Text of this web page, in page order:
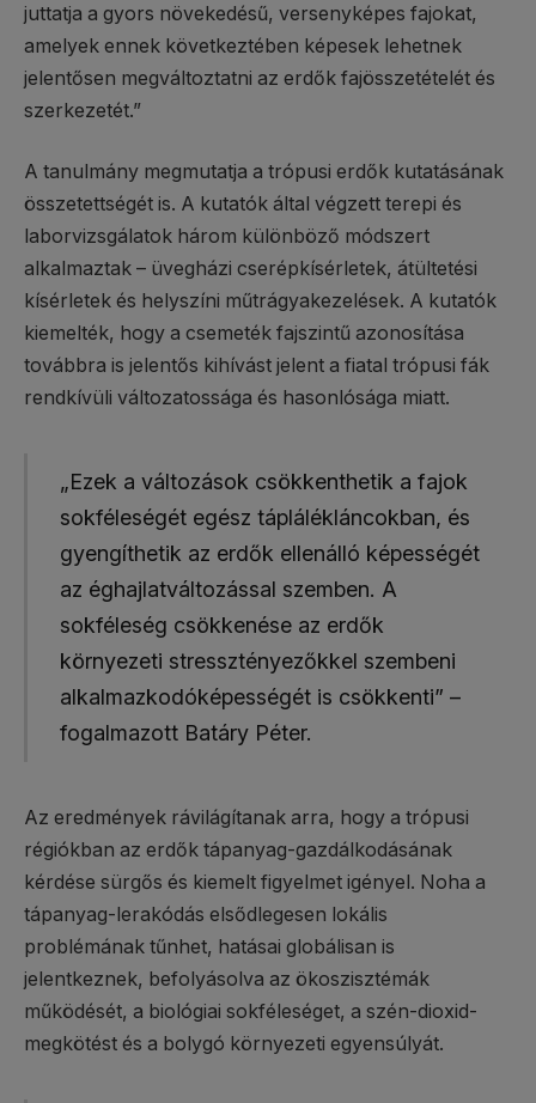
juttatja a gyors növekedésű, versenyképes fajokat,
amelyek ennek következtében képesek lehetnek
jelentősen megváltoztatni az erdők fajösszetételét és
szerkezetét.”
A tanulmány megmutatja a trópusi erdők kutatásának
összetettségét is. A kutatók által végzett terepi és
laborvizsgálatok három különböző módszert
alkalmaztak – üvegházi cserépkísérletek, átültetési
kísérletek és helyszíni műtrágyakezelések. A kutatók
kiemelték, hogy a csemeték fajszintű azonosítása
továbbra is jelentős kihívást jelent a fiatal trópusi fák
rendkívüli változatossága és hasonlósága miatt.
„Ezek a változások csökkenthetik a fajok
sokféleségét egész táplálékláncokban, és
gyengíthetik az erdők ellenálló képességét
az éghajlatváltozással szemben. A
sokféleség csökkenése az erdők
környezeti stressztényezőkkel szembeni
alkalmazkodóképességét is csökkenti” –
fogalmazott Batáry Péter.
Az eredmények rávilágítanak arra, hogy a trópusi
régiókban az erdők tápanyag-gazdálkodásának
kérdése sürgős és kiemelt figyelmet igényel. Noha a
tápanyag-lerakódás elsődlegesen lokális
problémának tűnhet, hatásai globálisan is
jelentkeznek, befolyásolva az ökoszisztémák
működését, a biológiai sokféleséget, a szén-dioxid-
megkötést és a bolygó környezeti egyensúlyát.